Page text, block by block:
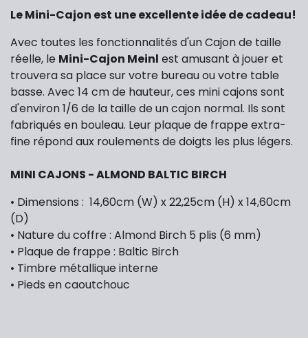
Le Mini-Cajon est une excellente idée de cadeau!
Avec toutes les fonctionnalités d'un Cajon de taille
réelle, le Mini-Cajon Meinl est amusant à jouer et
trouvera sa place sur votre bureau ou votre table
basse. Avec 14 cm de hauteur, ces mini cajons sont
d'environ 1/6 de la taille de un cajon normal. Ils sont
fabriqués en bouleau. Leur plaque de frappe extra-
fine répond aux roulements de doigts les plus légers.
MINI CAJONS - ALMOND BALTIC BIRCH
• Dimensions : 14,60cm (W) x 22,25cm (H) x 14,60cm
(D)
• Nature du coffre : Almond Birch 5 plis (6 mm)
• Plaque de frappe : Baltic Birch
• Timbre métallique interne
• Pieds en caoutchouc